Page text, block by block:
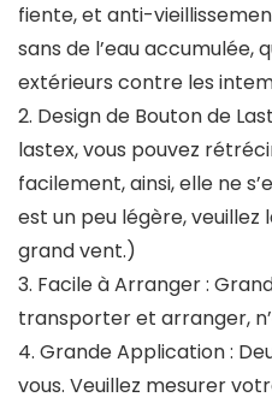
fiente, et anti-
sans de l’eau accumulée,
extérieurs contre les
2. Design de Bouton de
lastex, vous pouvez
facilement, ainsi, elle ne
est un peu légère, veuillez
grand vent.)
3. Facile à Arranger :
transporter et arranger,
4. Grande Application :
vous. Veuillez mesurer